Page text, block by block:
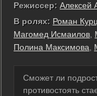
Режиссер: Алексей
В ролях: Роман
Магомед Исмаилов
Полина Максимова
Сможет ли
противостоять